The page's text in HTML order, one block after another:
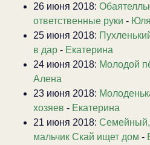
26 июня 2018:
ответственные руки - Юля
25 июня 2018:
в дар - Екатерина
24 июня 2018: Молодой
Алена
23 июня 2018:
хозяев - Екатерина
21 июня 2018:
мальчик Скай ищет дом -